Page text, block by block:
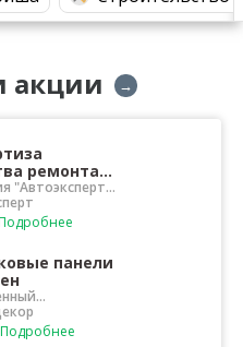
Курьерская служба, Службы до...
акции →
ремонта
"Автоэксперт"
экспертизу
панели
материал
Подробнее